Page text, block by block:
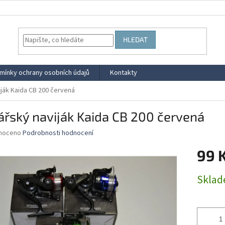
HLEDAT
ochrany osobních údajů
Kontakty
Kaida CB 200 červená
naviják Kaida CB 200 červená
Podrobnosti hodnocení
99
cena: